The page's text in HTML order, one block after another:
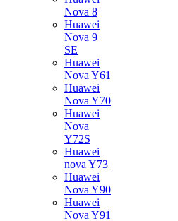
Nova 8
Huawei
Nova 9
SE
Huawei
Nova Y61
Huawei
Nova Y70
Huawei
Nova
Y72S
Huawei
nova Y73
Huawei
Nova Y90
Huawei
Nova Y91